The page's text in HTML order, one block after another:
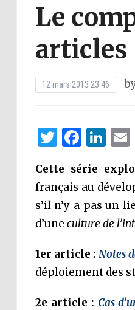
Le
articles
12 mars 2013 23:46
Twitter
Cette série
français au
s’il n’y a pas un
d’une culture de
1er article : Notes
déploiement des
2e article : Cas